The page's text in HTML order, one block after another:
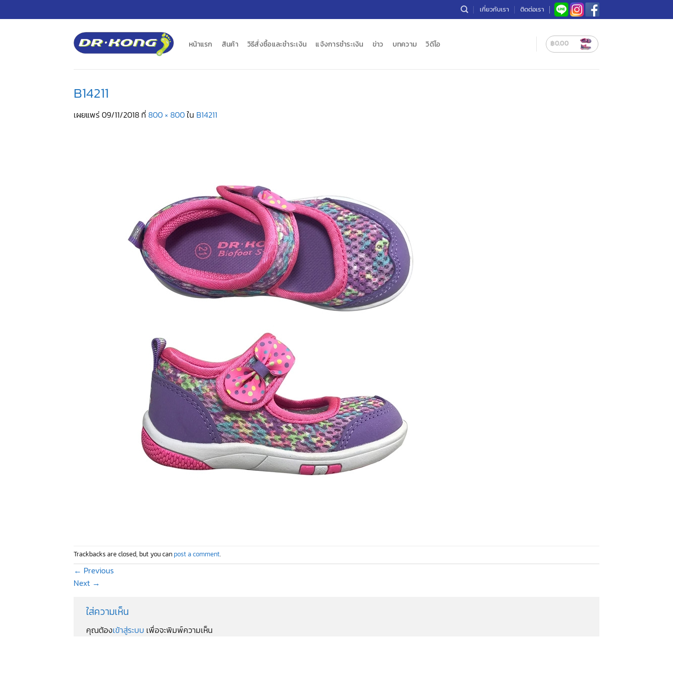
ไป
เกี่ยวกับเรา ติดต่อเรา
หน้าแรก สินค้า วิธีสั่งซื้อและชำระเงิน แจ้งการชำระเงิน ข่าว บทความ วิดีโอ ฿0.00
B14211
เผยแพร่09/11/2018 ที่ 800 × 800ใน B14211
Trackbacks are closed, but you can post a comment.
← Previous
Next →
ใส่ความเห็น
คุณต้องเข้าสู่ระบบ เพื่อจะพิมพ์ความเห็น